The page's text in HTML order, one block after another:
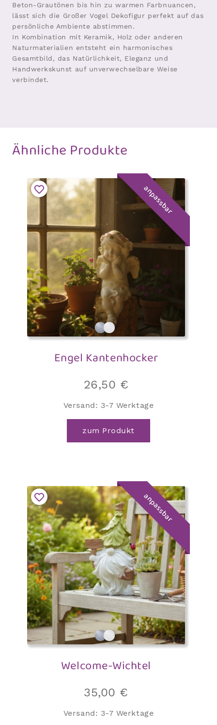
Beton-Grautönen bis hin zu warmen Farbnuancen,
lässt sich die Großer Vogel Dekofigur perfekt auf das
persönliche Ambiente abstimmen.
In Kombination mit Keramik, Holz oder anderen
Naturmaterialien entsteht ein harmonisches
Gesamtbild, das Natürlichkeit, Eleganz und
Handwerkskunst auf unverwechselbare Weise
verbindet.
Ähnliche Produkte
anpassbar
Engel Kantenhocker
26,50 €
Versand: 3-7 Werktage
zum Produkt
anpassbar
Welcome-Wichtel
35,00 €
Versand: 3-7 Werktage